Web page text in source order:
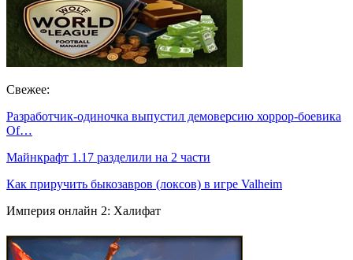
Свежее:
Разработчик-одиночка выпустил демоверсию хоррор-боевика
Of…
Майнкрафт 1.17 разделили на 2 части
Как приручить быкозавров (локсов) в игре Valheim
Империя онлайн 2: Халифат